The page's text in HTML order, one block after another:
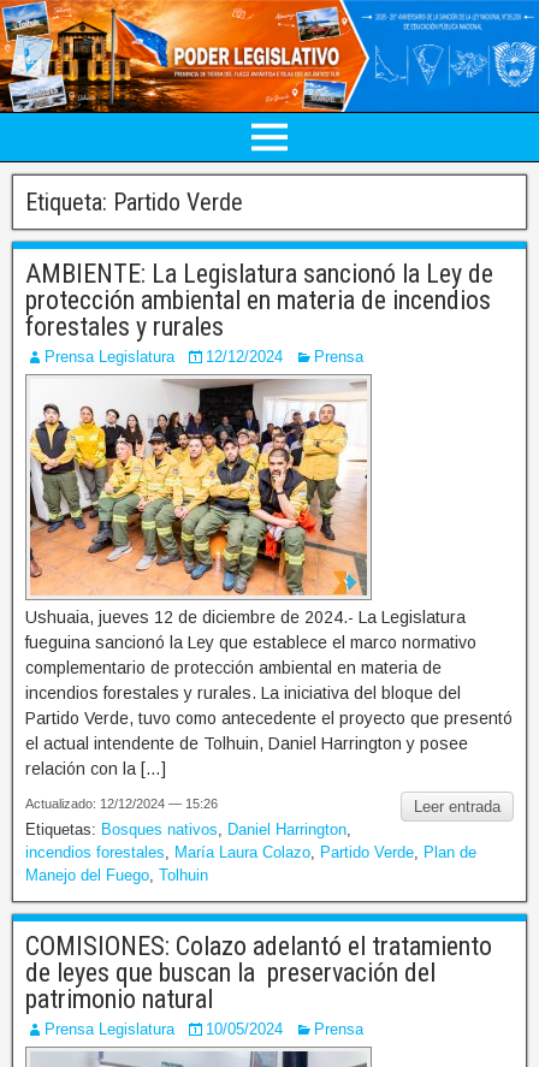
Etiqueta: Partido Verde
AMBIENTE: La Legislatura sancionó la Ley de
protección ambiental en materia de incendios
forestales y rurales
Prensa Legislatura 12/12/2024 Prensa
Ushuaia, jueves 12 de diciembre de 2024.- La Legislatura
fueguina sancionó la Ley que establece el marco normativo
complementario de protección ambiental en materia de
incendios forestales y rurales. La iniciativa del bloque del
Partido Verde, tuvo como antecedente el proyecto que presentó
el actual intendente de Tolhuin, Daniel Harrington y posee
relación con la […]
Leer entrada
Actualizado: 12/12/2024 — 15:26
Etiquetas: Bosques nativos Daniel Harrington
incendios forestales
María Laura Colazo Partido Verde
Plan de
Manejo del Fuego Tolhuin
COMISIONES: Colazo adelantó el tratamiento
de leyes que buscan la preservación del
patrimonio natural
Prensa Legislatura 10/05/2024 Prensa